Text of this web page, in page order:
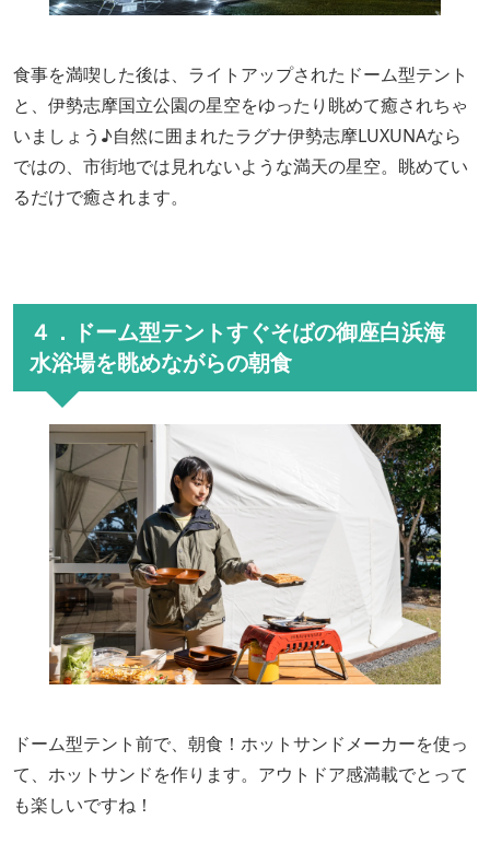
食事を満喫した後は、ライトアップされたドーム型テント
と、伊勢志摩国立公園の星空をゆったり眺めて癒されちゃ
いましょう♪自然に囲まれたラグナ伊勢志摩LUXUNAなら
ではの、市街地では見れないような満天の星空。眺めてい
るだけで癒されます。
４．ドーム型テントすぐそばの御座白浜海
水浴場を眺めながらの朝食
ドーム型テント前で、朝食！ホットサンドメーカーを使っ
て、ホットサンドを作ります。アウトドア感満載でとって
も楽しいですね！